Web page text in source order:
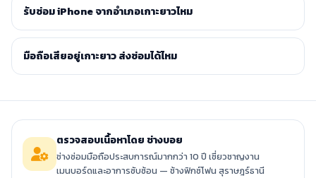
รับซ่อม iPhone จากอำเภอเกาะยาวไหม
มือถือเสียอยู่เกาะยาว ส่งซ่อมได้ไหม
ตรวจสอบเนื้อหาโดย ช่างบอย
ช่างซ่อมมือถือประสบการณ์มากกว่า 10 ปี เชี่ยวชาญงาน
เมนบอร์ดและอาการซับซ้อน — ช้างฟิกซ์โฟน สุราษฎร์ธานี